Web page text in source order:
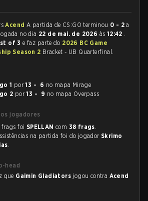
Acend A partida de CS:GO terminou 0 - 2 a
no dia 22 de mai. de 2026 às 12:42 .
of 3e faz parte do 2026 BC Game
Season 2 Bracket - UB Quarterfinal.
1 por13 - 6 no mapa Mirage
2 por13 - 9 no mapa Overpass
jogadores
frags foi SPELLAN com 38 frags.
na partida foi do jogador Skrimo
.
head
que Gaimin Gladiators jogou contra Acend